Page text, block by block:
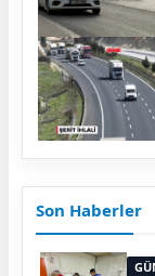
Son Haberler